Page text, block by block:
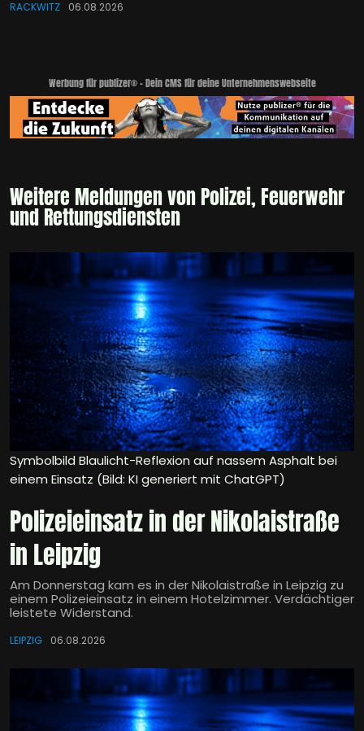
RACKWITZ 06.08.2026
Werbung für publizer® - Dein CMS für deine Unternehmenswebseite
Weitere Meldungen von Polizei, Feuerwehr
und Rettungsdiensten
Symbolbild Blaulicht-Reflexion auf nassem Asphalt bei
einem Einsatz (Bild: KI generiert mit ChatGPT)
Polizeieinsatz in der Nikolaistraße
in Leipzig
Am Donnerstag kam es in der Nikolaistraße in Leipzig zu
einem Polizeieinsatz in einem Hotelzimmer. Verdächtiger
leistete Widerstand.
LEIPZIG 06.08.2026